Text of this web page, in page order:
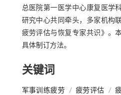
总医院第一医学中心康复医学
研究中心共同牵头，多家机构
疲劳评估与恢复专家共识》。
具体制订方法。
关键词
军事训练疲劳 / 疲劳评估 /